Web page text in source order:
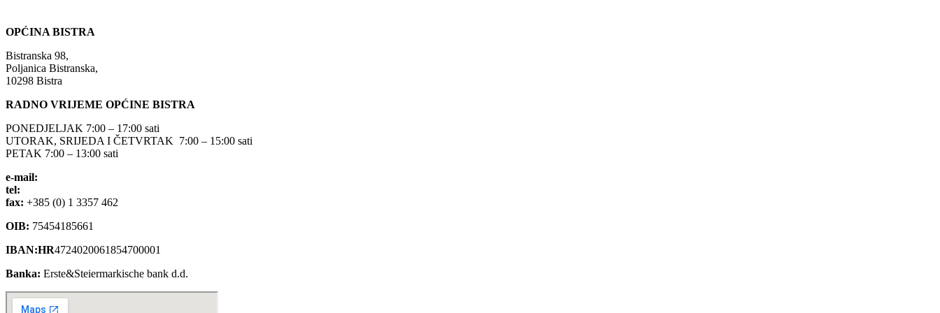
OPĆINA BISTRA
Bistranska 98,
Poljanica Bistranska,
10298 Bistra
RADNO VRIJEME OPĆINE BISTRA
PONEDJELJAK 7:00 – 17:00 sati
UTORAK, SRIJEDA I ČETVRTAK 7:00 – 15:00 sati
PETAK 7:00 – 13:00 sati
e-mail:
tel:
fax: +385 (0) 1 3357 462
OIB: 75454185661
IBAN:HR4724020061854700001
Banka: Erste&Steiermarkische bank d.d.